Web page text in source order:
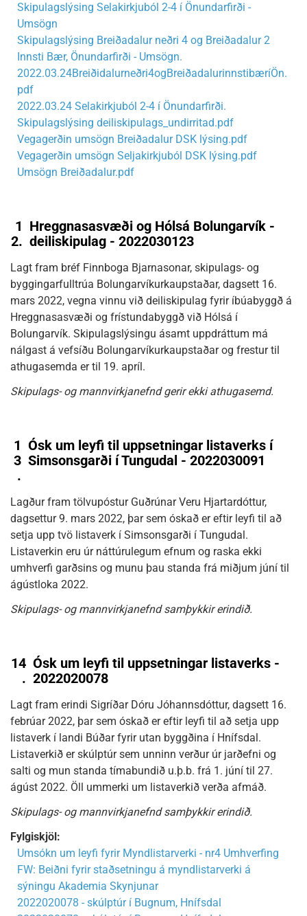
Skipulagslýsing Selakirkjuból 2-4 í Önundarfirði -
Umsögn
Skipulagslýsing Breiðadalur neðri 4 og Breiðadalur 2
Innsti Bær, Önundarfirði - Umsögn.
2022.03.24Breiðidalurneðri4ogBreiðadalurinnstibæríÖn.
pdf
2022.03.24 Selakirkjuból 2-4 í Önundarfirði.
Skipulagslýsing deiliskipulags_undirritad.pdf
Vegagerðin umsögn Breiðadalur DSK lýsing.pdf
Vegagerðin umsögn Seljakirkjuból DSK lýsing.pdf
Umsögn Breiðadalur.pdf
1
2.
Hreggnasasvæði og Hólsá Bolungarvík -
deiliskipulag - 2022030123
Lagt fram bréf Finnboga Bjarnasonar, skipulags- og
byggingarfulltrúa Bolungarvíkurkaupstaðar, dagsett 16.
mars 2022, vegna vinnu við deiliskipulag fyrir íbúabyggð á
Hreggnasasvæði og frístundabyggð við Hólsá í
Bolungarvík. Skipulagslýsingu ásamt uppdráttum má
nálgast á vefsíðu Bolungarvíkurkaupstaðar og frestur til
athugasemda er til 19. apríl.
Skipulags- og mannvirkjanefnd gerir ekki athugasemd.
1
3
.
Ósk um leyfi til uppsetningar listaverks í
Simsonsgarði í Tungudal - 2022030091
Lagður fram tölvupóstur Guðrúnar Veru Hjartardóttur,
dagsettur 9. mars 2022, þar sem óskað er eftir leyfi til að
setja upp tvö listaverk í Simsonsgarði í Tungudal.
Listaverkin eru úr náttúrulegum efnum og raska ekki
umhverfi garðsins og munu þau standa frá miðjum júní til
ágústloka 2022.
Skipulags- og mannvirkjanefnd samþykkir erindið.
14
.
Ósk um leyfi til uppsetningar listaverks -
2022020078
Lagt fram erindi Sigríðar Dóru Jóhannsdóttur, dagsett 16.
febrúar 2022, þar sem óskað er eftir leyfi til að setja upp
listaverk í landi Búðar fyrir utan byggðina í Hnífsdal.
Listaverkið er skúlptúr sem unninn verður úr jarðefni og
salti og mun standa tímabundið u.þ.b. frá 1. júní til 27.
ágúst 2022. Öll ummerki um listaverkið verða afmáð.
Skipulags- og mannvirkjanefnd samþykkir erindið.
Fylgiskjöl:
Umsókn um leyfi fyrir Myndlistarverki - nr4 Umhverfing
FW: Beiðni fyrir staðsetningu á myndlistarverki á
sýningu Akademia Skynjunar
2022020078 - skúlptúr í Bugnum, Hnífsdal